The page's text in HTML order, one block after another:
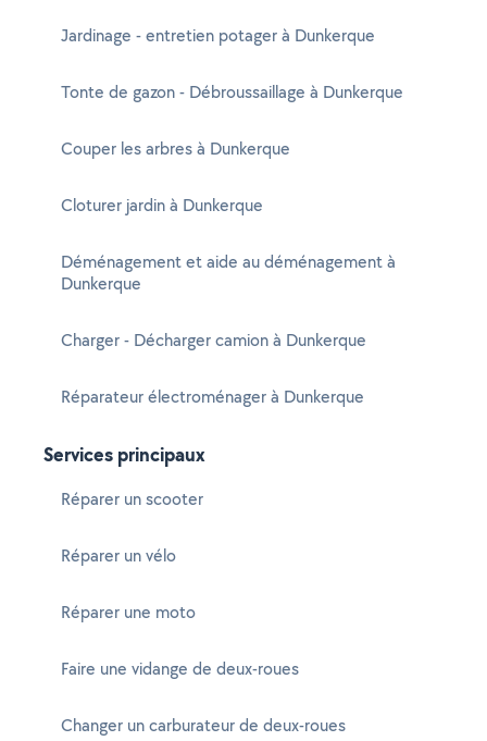
Jardinage - entretien potager à Dunkerque
Tonte de gazon - Débroussaillage à Dunkerque
Couper les arbres à Dunkerque
Cloturer jardin à Dunkerque
Déménagement et aide au déménagement à
Dunkerque
Charger - Décharger camion à Dunkerque
Réparateur électroménager à Dunkerque
Services principaux
Réparer un scooter
Réparer un vélo
Réparer une moto
Faire une vidange de deux-roues
Changer un carburateur de deux-roues